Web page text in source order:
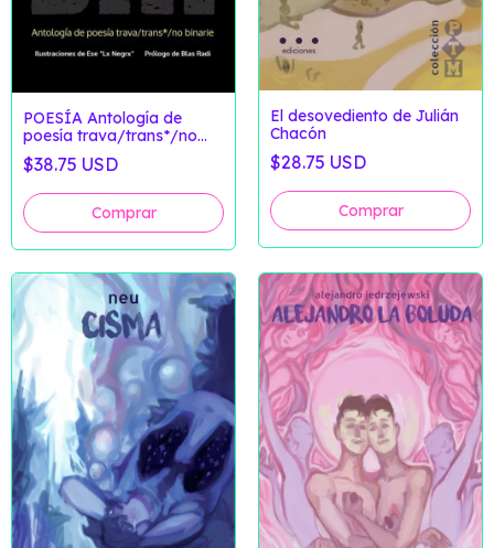
POESÍA Antología de
poesía trava/trans*/no
binarie
$38.75 USD
El desovediento de Julián
Chacón
$28.75 USD